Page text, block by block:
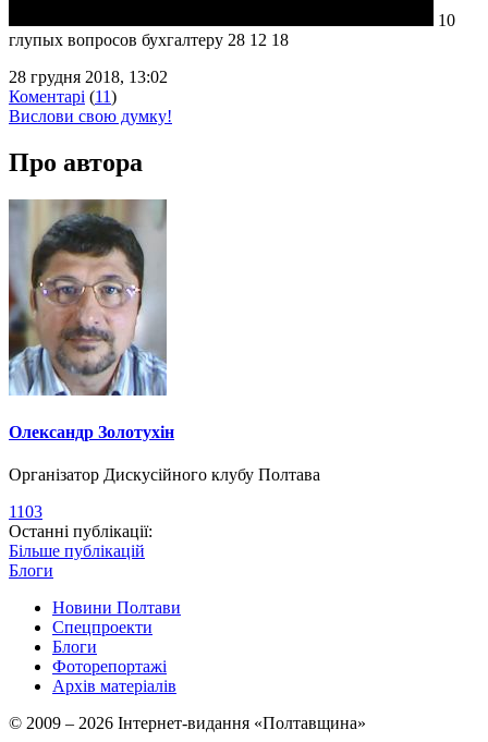
10
глупых вопросов бухгалтеру 28 12 18
28 грудня 2018, 13:02
Коментарі (11)
Вислови свою думку!
Про автора
Олександр Золотухін
Організатор Дискусійного клубу Полтава
1103
Останні публікації:
Більше публікацій
Блоги
Новини Полтави
Спецпроекти
Блоги
Фоторепортажі
Архів матеріалів
© 2009 – 2026 Інтернет-видання «Полтавщина»